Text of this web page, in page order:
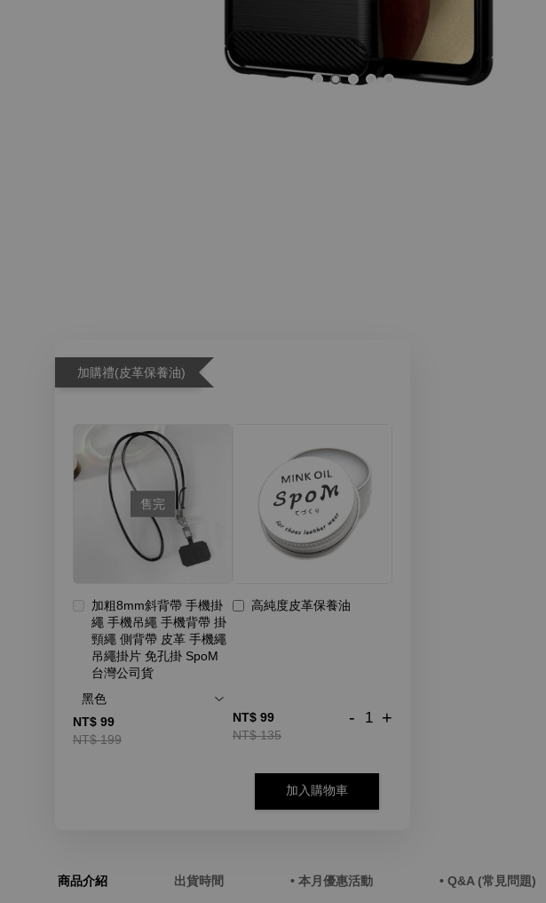
加購禮(皮革保養油)
售完
加粗8mm斜背帶 手機掛
繩 手機吊繩 手機背帶 掛
頸繩 側背帶 皮革 手機繩
吊繩掛片 免孔掛 SpoM
台灣公司貨
NT$ 99
NT$ 199
高純度皮革保養油
NT$ 99
NT$ 135
- +
加入購物車
商品介紹 出貨時間 • 本月優惠活動 • Q&A (常見問題)